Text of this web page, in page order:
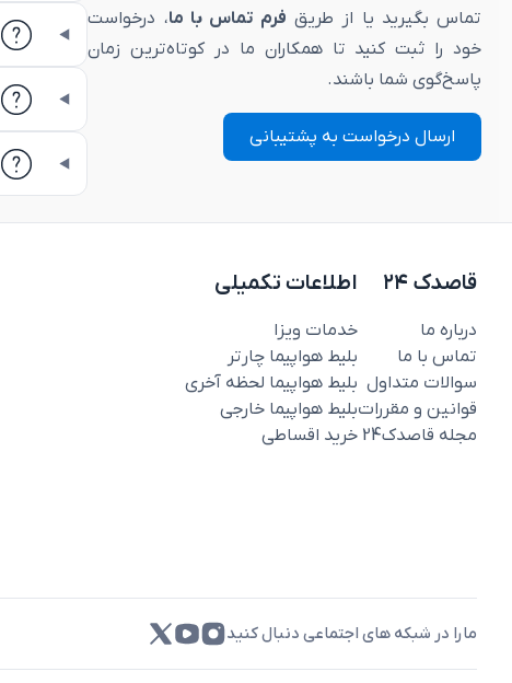
تماس بگیرید یا از طریق فرم تماس با ما، درخواست
خود را ثبت کنید تا همکاران ما در کوتاه‌ترین زمان
پاسخ‌گوی شما باشند.
ارسال درخواست به پشتیبانی
قاصدک ۲۴
درباره ما
تماس با ما
سوالات متداول
قوانین و مقررات
مجله قاصدک‌24
اطلاعات تکمیلی
خدمات ویزا
بلیط هواپیما چارتر
بلیط هواپیما لحظه آخری
بلیط هواپیما خارجی
خرید اقساطی
مارا در شبکه های اجتماعی دنبال کنید